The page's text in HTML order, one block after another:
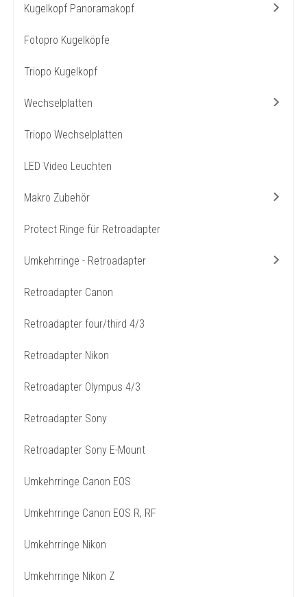
Kugelkopf Panoramakopf
Fotopro Kugelköpfe
Triopo Kugelkopf
Wechselplatten
Triopo Wechselplatten
LED Video Leuchten
Makro Zubehör
Protect Ringe für Retroadapter
Umkehrringe - Retroadapter
Retroadapter Canon
Retroadapter four/third 4/3
Retroadapter Nikon
Retroadapter Olympus 4/3
Retroadapter Sony
Retroadapter Sony E-Mount
Umkehrringe Canon EOS
Umkehrringe Canon EOS R, RF
Umkehrringe Nikon
Umkehrringe Nikon Z